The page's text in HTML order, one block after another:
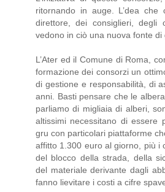
ritornando in auge. L’dea
direttore, dei consiglieri, degli
vedono in ciò una nuova fonte di
L’Ater ed il Comune di Roma,
formazione dei consorzi un
di gestione e responsabilità, di
anni. Basti pensare che le
parliamo di migliaia di alberi,
altissimi necessitano di essere
gru con particolari piattaforme
affitto 1.300 euro al giorno, più i
del blocco della strada, della
del materiale derivante dagli
fanno lievitare i costi a cifre